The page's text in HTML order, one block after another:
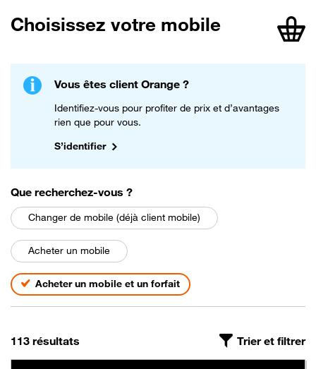
Choisissez votre mobile
Vous êtes client Orange ?
Identifiez-vous pour profiter de prix et d’avantages
rien que pour vous.
S’identifier
Que recherchez-vous parmi les choix suivants
?
Changer de mobile (déjà client mobile)
Acheter un mobile
Acheter un mobile et un forfait
On a trouvé
113 résultats Trier et filtrer